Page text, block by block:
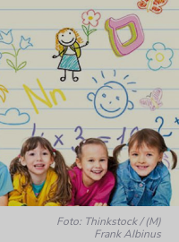
Foto: Thinkstock / (M)
Frank Albinus